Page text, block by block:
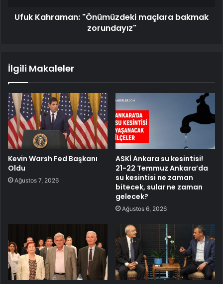
Ufuk Kahraman: "Önümüzdeki maçlara bakmak
zorundayız"
İlgili Makaleler
Kevin Warsh Fed Başkanı
Oldu
Ağustos 7, 2026
ASKİ Ankara su kesintisi!
21-22 Temmuz Ankara’da
su kesintisi ne zaman
bitecek, sular ne zaman
gelecek?
Ağustos 6, 2026